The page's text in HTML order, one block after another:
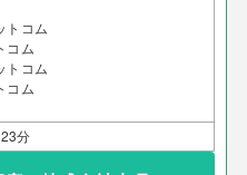
トコム
コム
トコム
コム
分